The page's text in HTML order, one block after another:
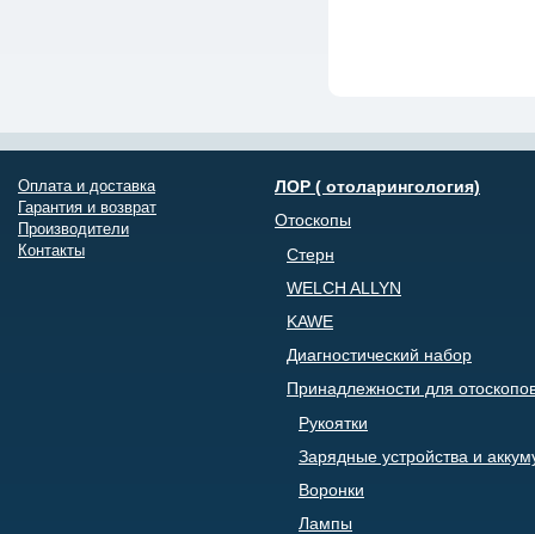
Оплата и доставка
Гарантия и возврат
Производители
Контакты
ЛОР ( отоларингология)
Отоскопы
Стерн
WELCH ALLYN
KAWE
Диагностический набор
Принадлежности для
Рукоятки
Зарядные устройства и
Воронки
Лампы